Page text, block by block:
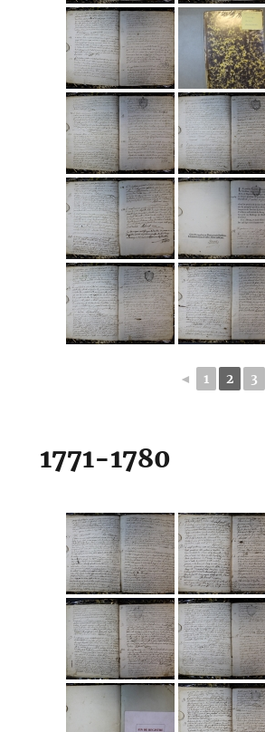
◄ 1 2 3
1771-1780